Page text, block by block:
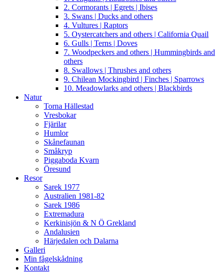
2. Cormorants | Egrets | Ibises
3. Swans | Ducks and others
4. Vultures | Raptors
5. Oystercatchers and others | California Quail
6. Gulls | Terns | Doves
7. Woodpeckers and others | Hummingbirds and
others
8. Swallows | Thrushes and others
9. Chilean Mockingbird | Finches | Sparrows
10. Meadowlarks and others | Blackbirds
Natur
Torna Hällestad
Vresbokar
Fjärilar
Humlor
Skånefaunan
Småkryp
Piggaboda Kvarn
Öresund
Resor
Sarek 1977
Australien 1981-82
Sarek 1986
Extremadura
Kerkinisjön & N Ö Grekland
Andalusien
Härjedalen och Dalarna
Galleri
Min fågelskådning
Kontakt